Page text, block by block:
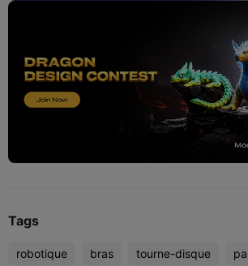
Tags
robotique bras tourne-disque